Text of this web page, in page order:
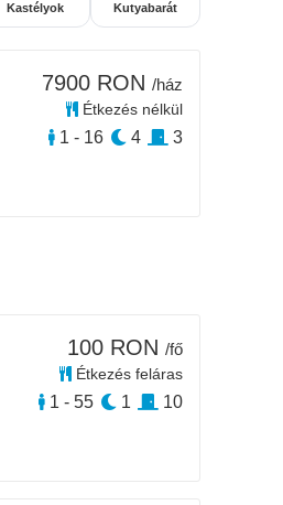
Kastélyok Kutyabarát
7900 RON /ház
Étkezés nélkül
1 - 16 4 3
100 RON /fő
Étkezés feláras
1 - 55 1 10